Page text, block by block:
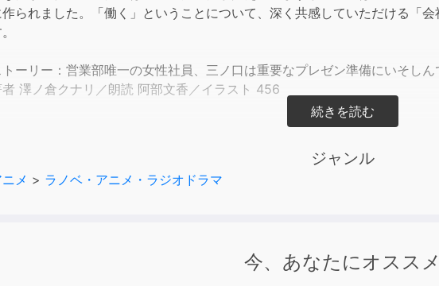
作られました。「働く」ということについて、深く共感していただける「
トーリー：営業部唯一の女性社員、三ノ口は重要なプレゼン準備にいそしん
澤ノ倉クナリ／朗読 阿部文香／イラスト 456
ジャンル
メ > ラノベ・アニメ・ラジオドラマ
今、あなたにオススメ